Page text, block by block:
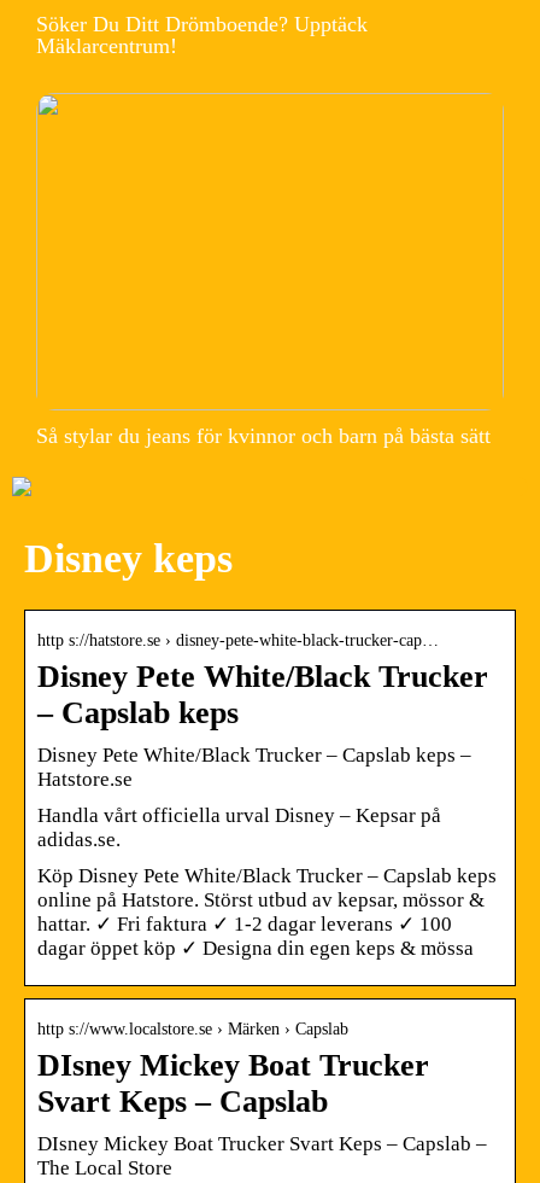
Söker Du Ditt Drömboende? Upptäck
Mäklarcentrum!
Så stylar du jeans för kvinnor och barn på bästa sätt
Disney keps
http s://hatstore.se › disney-pete-white-black-trucker-cap…
Disney Pete White/Black Trucker
– Capslab keps
Disney Pete White/Black Trucker – Capslab keps –
Hatstore.se
Handla vårt officiella urval Disney – Kepsar på
adidas.se.
Köp Disney Pete White/Black Trucker – Capslab keps
online på Hatstore. Störst utbud av kepsar, mössor &
hattar. ✓ Fri faktura ✓ 1-2 dagar leverans ✓ 100
dagar öppet köp ✓ Designa din egen keps & mössa
http s://www.localstore.se › Märken › Capslab
DIsney Mickey Boat Trucker
Svart Keps – Capslab
DIsney Mickey Boat Trucker Svart Keps – Capslab –
The Local Store